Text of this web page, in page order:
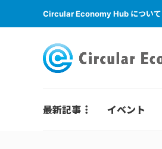
Circular Economy Hub について
最新記事 イベント